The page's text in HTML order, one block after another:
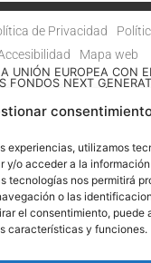
experiencias, utilizamos
y/o acceder a la
tecnologías nos permitirá
o las
el consentimiento, puede
características y funciones.
de Privacidad
Mapa web
UNIÓN EUROPEA CON
FONDOS NEXT